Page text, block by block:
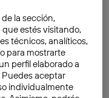
en
la sección,
estés visitando,
técnicos, analíticos,
para mostrarte
perfil elaborado a
aceptar
individualmente